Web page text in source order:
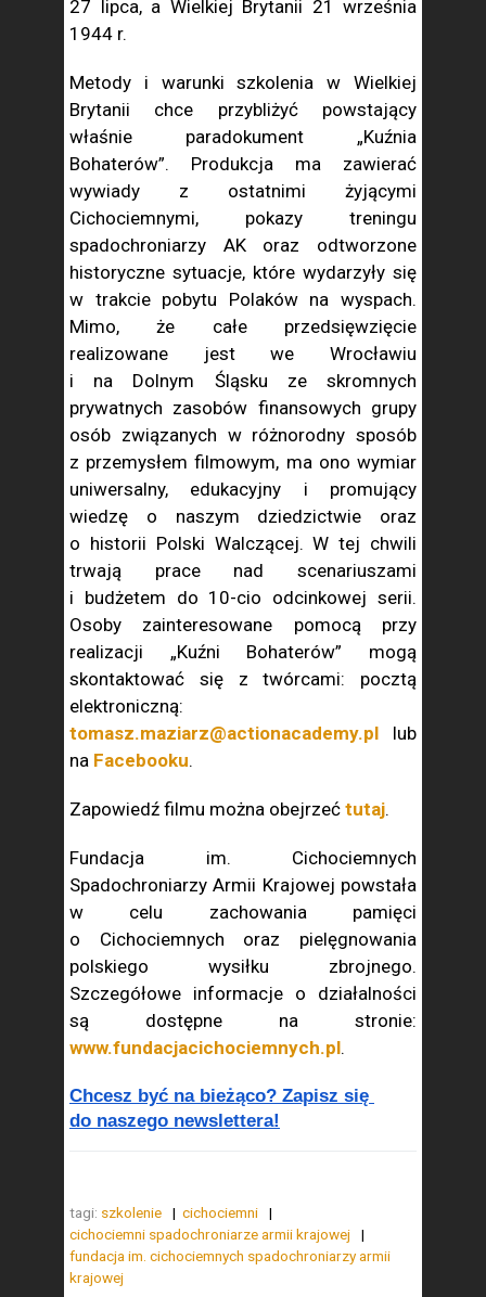
27 lipca, a Wielkiej Brytanii 21 września
1944 r.
Metody i warunki szkolenia w Wielkiej
Brytanii chce przybliżyć powstający
właśnie paradokument „Kuźnia
Bohaterów”. Produkcja ma zawierać
wywiady z ostatnimi żyjącymi
Cichociemnymi, pokazy treningu
spadochroniarzy AK oraz odtworzone
historyczne sytuacje, które wydarzyły się
w trakcie pobytu Polaków na wyspach.
Mimo, że całe przedsięwzięcie
realizowane jest we Wrocławiu
i na Dolnym Śląsku ze skromnych
prywatnych zasobów finansowych grupy
osób związanych w różnorodny sposób
z przemysłem filmowym, ma ono wymiar
uniwersalny, edukacyjny i promujący
wiedzę o naszym dziedzictwie oraz
o historii Polski Walczącej. W tej chwili
trwają prace nad scenariuszami
i budżetem do 10-cio odcinkowej serii.
Osoby zainteresowane pomocą przy
realizacji „Kuźni Bohaterów” mogą
skontaktować się z twórcami: pocztą
elektroniczną:
tomasz.maziarz@actionacademy.pl lub
na Facebooku.
Zapowiedź filmu można obejrzeć tutaj.
Fundacja im. Cichociemnych
Spadochroniarzy Armii Krajowej powstała
w celu zachowania pamięci
o Cichociemnych oraz pielęgnowania
polskiego wysiłku zbrojnego.
Szczegółowe informacje o działalności
są dostępne na stronie:
www.fundacjacichociemnych.pl.
Chcesz być na bieżąco? Zapisz się
do naszego newslettera!
tagi: szkolenie
cichociemni
cichociemni spadochroniarze armii krajowej
fundacja im. cichociemnych spadochroniarzy armii
krajowej